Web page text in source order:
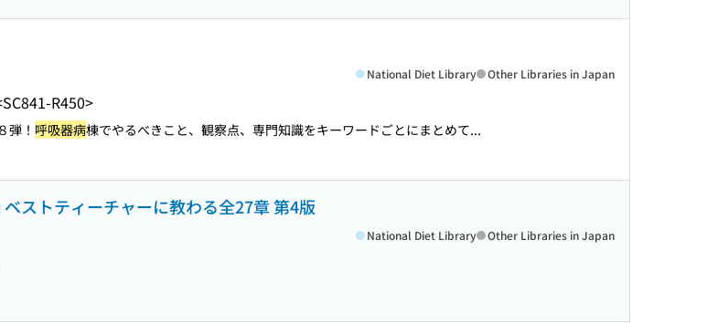
R450>
National Diet Library Other Libraries in Japan
弾！ 呼吸器病棟でやるべきこと、観察点、専門知識をキーワードごとにまとめて...
ストティーチャーに教わる全27章 第4版
National Diet Library Other Libraries in Japan